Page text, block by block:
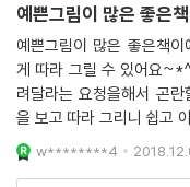
예쁜그림이 많은 좋은
예쁜그림이 많은 좋은책
게 따라 그릴 수 있어요
려달라는 요청을해서 곤
을 보고 따라 그리니 쉽고
마음에 들어요~책이 생각
*^^* 잘샀어요~앞으로도
w********4